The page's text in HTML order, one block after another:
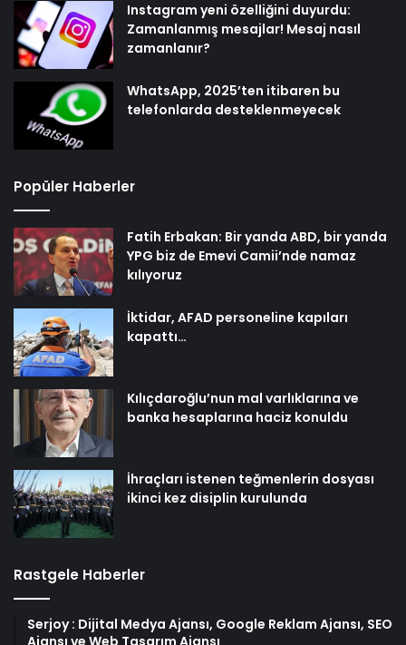
Instagram yeni özelliğini duyurdu:
Zamanlanmış mesajlar! Mesaj nasıl
zamanlanır?
WhatsApp, 2025’ten itibaren bu
telefonlarda desteklenmeyecek
Popüler Haberler
Fatih Erbakan: Bir yanda ABD, bir yanda
YPG biz de Emevi Camii’nde namaz
kılıyoruz
İktidar, AFAD personeline kapıları
kapattı…
Kılıçdaroğlu’nun mal varlıklarına ve
banka hesaplarına haciz konuldu
İhraçları istenen teğmenlerin dosyası
ikinci kez disiplin kurulunda
Rastgele Haberler
Serjoy : Dijital Medya Ajansı, Google Reklam Ajansı, SEO